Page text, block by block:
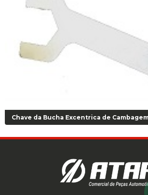
Chave da Bucha Excentrica de